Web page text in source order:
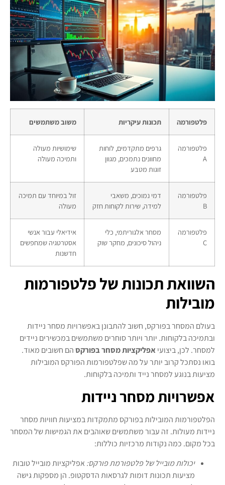
פלטפורמה תכונות עיקריות משוב משתמשים
פלטפורמה
A
גרפים מתקדמים, לוחות
מחוונים נתמכים, מגוון
זוגות מטבע
שימושיות מעולה
ותמיכה מעולה
פלטפורמה
B
דמי נמוכים, משאבי
למידה, שירות לקוחות חזק
זול במיוחד עם תמיכה
מעולה
פלטפורמה
C
מסחר אלגוריתמי, כלי
ניהול סיכונים, מחקר שוק
אידיאלי עבור אנשי
אסטרטגיה שמחפשים
חדשנות
השוואת תכונות של פלטפורמות
מובילות
בעולם המסחר בפורקס, חשוב להתבונן באפשרויות מסחר ניידות
ובתמיכה בלקוחות. יותר ויותר סוחרים משתמשים במכשירים ניידים
למסחר. לכן, ביצועי אפליקציות מסחר בפורקסהם חשובים מאוד.
בואו נסתכל קרוב יותר על מה שפלטפורמות הפורקס המובילות
מציעות בנוגע למסחר נייד ותמיכה בלקוחות.
אפשרויות מסחר ניידות
הפלטפורמות המובילות בפורקס מתמקדות במציעות חוויות מסחר
ניידות מעולות. זה עבור משתמשים שאוהבים את הגמישות של המסחר
בכל מקום. כמה נקודות מרכזיות כוללות:
יכולות מובייל של פלטפורמת פורקס: אפליקציות מובייל טובות
מציעות תכונות דומות לגרסאות הדסקטופ. הן מספקות גישה